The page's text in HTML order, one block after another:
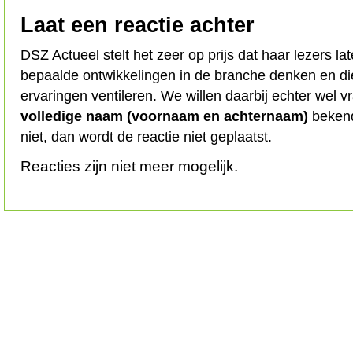
Laat een reactie achter
DSZ Actueel stelt het zeer op prijs dat haar lezers
bepaalde ontwikkelingen in de branche denken en
ervaringen ventileren. We willen daarbij echter wel
volledige naam (voornaam en achternaam)
niet, dan wordt de reactie niet geplaatst.
Reacties zijn niet meer mogelijk.